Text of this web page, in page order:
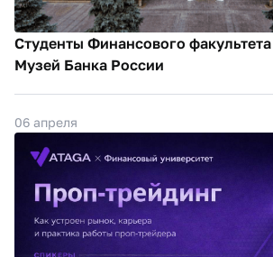
Студенты Финансового
Музей Банка России
06 апреля